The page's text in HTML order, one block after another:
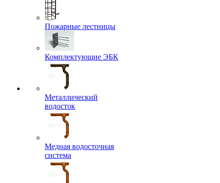
Пожарные лестницы
Комплектующие ЭБК
Металлический
водосток
Медная водосточная
система